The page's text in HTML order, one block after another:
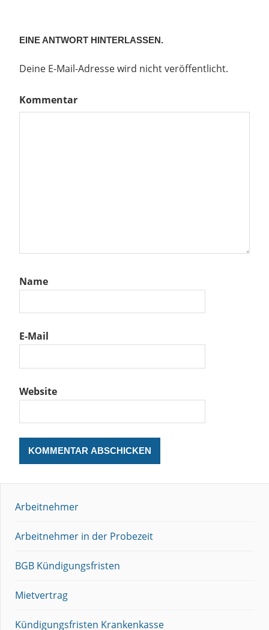
EINE ANTWORT HINTERLASSEN.
Deine E-Mail-Adresse wird nicht veröffentlicht.
Kommentar
Name
E-Mail
Website
Arbeitnehmer
Arbeitnehmer in der Probezeit
BGB Kündigungsfristen
Mietvertrag
Kündigungsfristen Krankenkasse